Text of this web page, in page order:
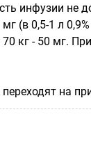
инфузии
(в 0,5-1 л
кг - 50 мг.
на